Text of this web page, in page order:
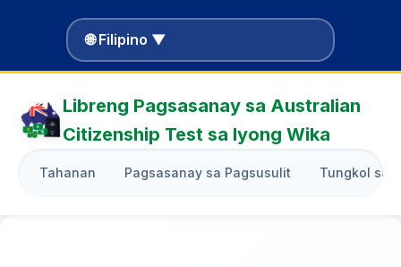
🌐 Filipino ▼
Libreng Pagsasanay sa Australian
Citizenship Test sa Iyong Wika
Tahanan Pagsasanay sa Pagsusulit Tungkol sa